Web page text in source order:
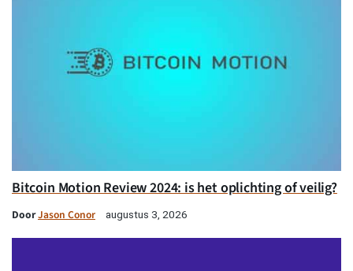
Bitcoin Motion Review 2024: is het oplichting of veilig?
DoorJason Conor augustus 3, 2026